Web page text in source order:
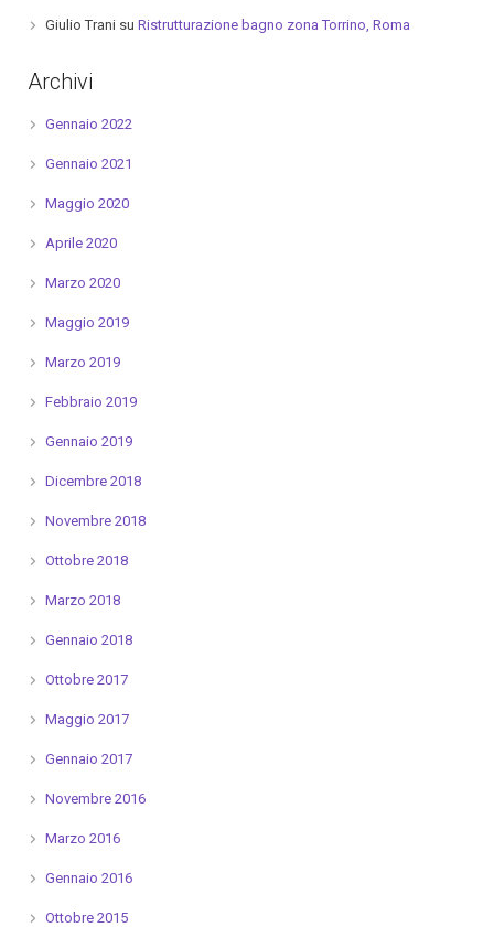
Giulio Tranisu Ristrutturazione bagno zona Torrino, Roma
Archivi
Gennaio 2022
Gennaio 2021
Maggio 2020
Aprile 2020
Marzo 2020
Maggio 2019
Marzo 2019
Febbraio 2019
Gennaio 2019
Dicembre 2018
Novembre 2018
Ottobre 2018
Marzo 2018
Gennaio 2018
Ottobre 2017
Maggio 2017
Gennaio 2017
Novembre 2016
Marzo 2016
Gennaio 2016
Ottobre 2015